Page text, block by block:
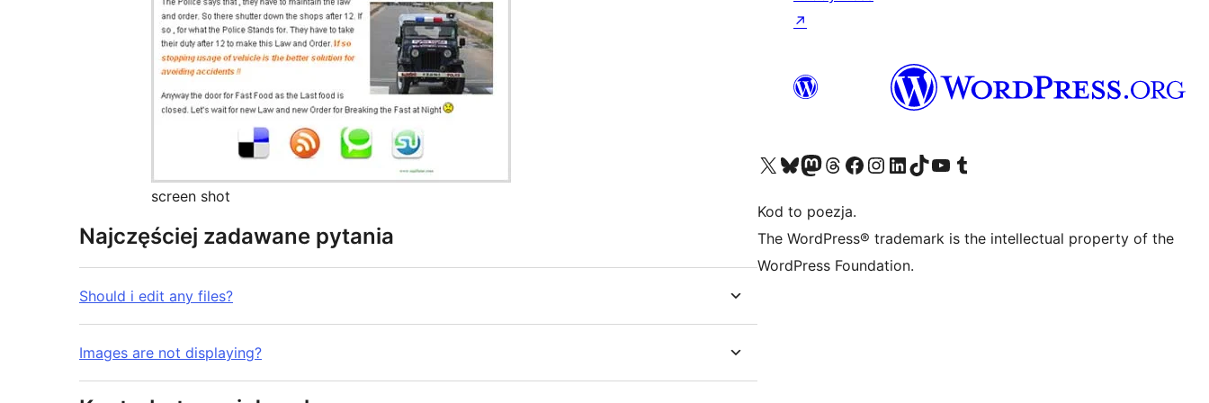
screen shot
Najczęściej zadawane pytania
Should i edit any files?
Images are not displaying?
↗
Odwiedź nasze konto X (dawniej Twitter)
Odwiedź nasze konto Bluesky
Odwiedź nasze konto na Mastodoncie
Odwiedź naszego Threadsa
Odwiedź naszego Facebooka
Odwiedź nasze konto na Instagramie
Odwiedź nasze konto na LinkedIn
Odwiedź naszego TikToka
Odwiedź nasz kanał YouTube
Odwiedź naszego Tumblra
Kod to poezja.
The WordPress® trademark is the intellectual property of the
WordPress Foundation.